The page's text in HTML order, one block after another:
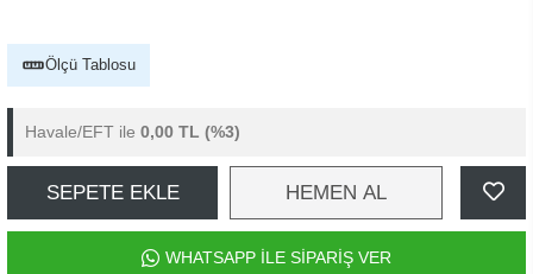
Ölçü Tablosu
Havale/EFT ile 0,00 TL (%3)
SEPETE EKLE HEMEN AL
WHATSAPP İLE SİPARİŞ VER